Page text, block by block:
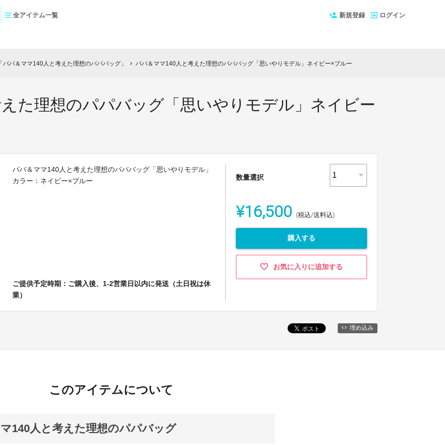
全アイテム一覧 新規登録 ログイン
パ＆ママ140人と考えた理想のパパバッグ」 chevron_right パパ＆ママ140人と考えた理想のパパバッグ「思いやりモデル」ネイビー×ブルー
た理想のパパバッグ「思いやりモデル」ネイビー
パパ＆ママ140人と考えた理想のパパバッグ「思いやりモデル」
カラー：ネイビー×ブルー
ご提供予定時期：ご購入後、1-2営業日以内に発送（土日祝は休
業）
数量選択
¥16,500 (税込/送料込)
購入する
お気に入りに追加する
埋め込み
このアイテムについて
140人と考えた理想のパパバッグ